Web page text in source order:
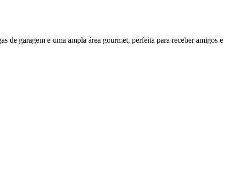
de garagem e uma ampla área gourmet, perfeita para receber amigos e